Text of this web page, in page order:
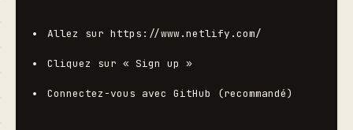
Allez sur https://www.netlify.com/
Cliquez sur « Sign up »
Connectez-vous avec GitHub (recommandé)